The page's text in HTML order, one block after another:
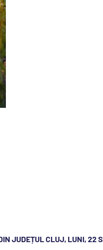
JUDEȚUL CLUJ, LUNI, 22